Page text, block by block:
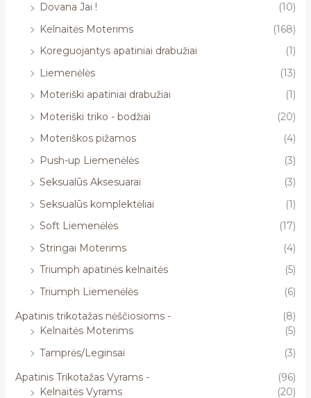
Dovana Jai !
(10)
Kelnaitės Moterims
(168)
Koreguojantys apatiniai drabužiai
(1)
Liemenėlės
(13)
Moteriški apatiniai drabužiai
(1)
Moteriški triko - bodžiai
(20)
Moteriškos pižamos
(4)
Push-up Liemenėlės
(3)
Seksualūs Aksesuarai
(3)
Seksualūs komplektėliai
(1)
Soft Liemenėlės
(17)
Stringai Moterims
(4)
Triumph apatinės kelnaitės
(5)
Triumph Liemenėlės
(6)
Apatinis trikotažas nėščiosioms -
(8)
Kelnaitės Moterims
(5)
Tamprės/Leginsai
(3)
Apatinis Trikotažas Vyrams -
(96)
Kelnaitės Vyrams
(20)